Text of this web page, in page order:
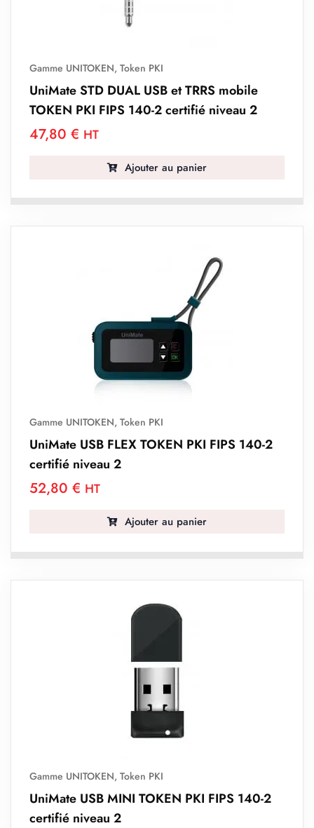
Gamme UNITOKEN, Token PKI
UniMate STD DUAL USB et TRRS mobile
TOKEN PKI FIPS 140-2 certifié niveau 2
47,80 € HT
Ajouter au panier
Gamme UNITOKEN, Token PKI
UniMate USB FLEX TOKEN PKI FIPS 140-2
certifié niveau 2
52,80 € HT
Ajouter au panier
Gamme UNITOKEN, Token PKI
UniMate USB MINI TOKEN PKI FIPS 140-2
certifié niveau 2